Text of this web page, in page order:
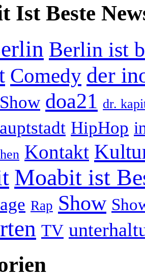
Ist Beste
Berlin ist
Comedy der
doa21 dr.
HipHop
Kontakt
Moabit ist
Rap Show
TV